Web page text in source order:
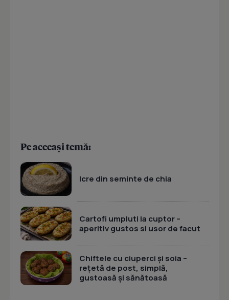
Pe aceeași temă:
Icre din seminte de chia
Cartofi umpluti la cuptor –
aperitiv gustos si usor de facut
Chiftele cu ciuperci și soia –
rețetă de post, simplă,
gustoasă și sănătoasă